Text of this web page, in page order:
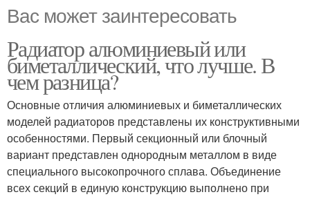
Вас может заинтересовать
Радиатор алюминиевый или
биметаллический, что лучше. В
чем разница?
Основные отличия алюминиевых и биметаллических
моделей радиаторов представлены их конструктивными
особенностями. Первый секционный или блочный
вариант представлен однородным металлом в виде
специального высокопрочного сплава. Объединение
всех секций в единую конструкцию выполнено при